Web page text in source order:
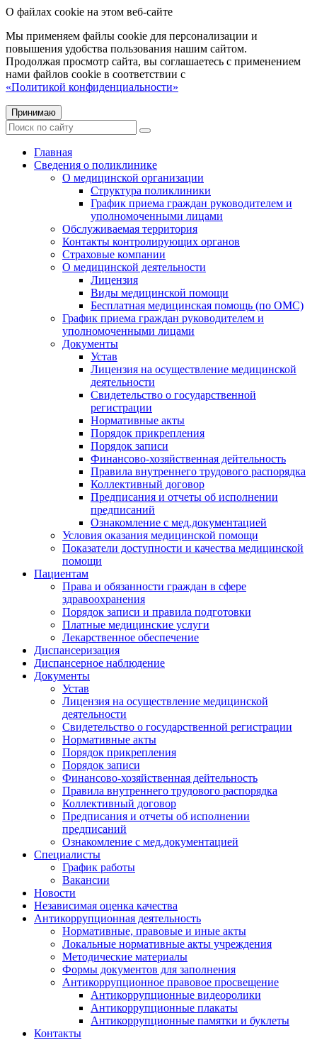
О файлах cookie на этом веб-сайте
Мы применяем файлы cookie для персонализации и
повышения удобства пользования нашим сайтом.
Продолжая просмотр сайта, вы соглашаетесь с применением
нами файлов cookie в соответствии с
«Политикой конфиденциальности»
Принимаю
Главная
Сведения о поликлинике
О медицинской организации
Структура поликлиники
График приема граждан руководителем и
уполномоченными лицами
Обслуживаемая территория
Контакты контролирующих органов
Страховые компании
О медицинской деятельности
Лицензия
Виды медицинской помощи
Бесплатная медицинская помощь (по ОМС)
График приема граждан руководителем и
уполномоченными лицами
Документы
Устав
Лицензия на осуществление медицинской
деятельности
Свидетельство о государственной
регистрации
Нормативные акты
Порядок прикрепления
Порядок записи
Финансово-хозяйственная дейтельность
Правила внутреннего трудового распорядка
Коллективный договор
Предписания и отчеты об исполнении
предписаний
Ознакомление с мед.документацией
Условия оказания медицинской помощи
Показатели доступности и качества медицинской
помощи
Пациентам
Права и обязанности граждан в сфере
здравоохранения
Порядок записи и правила подготовки
Платные медицинские услуги
Лекарственное обеспечение
Диспансеризация
Диспансерное наблюдение
Документы
Устав
Лицензия на осуществление медицинской
деятельности
Свидетельство о государственной регистрации
Нормативные акты
Порядок прикрепления
Порядок записи
Финансово-хозяйственная дейтельность
Правила внутреннего трудового распорядка
Коллективный договор
Предписания и отчеты об исполнении
предписаний
Ознакомление с мед.документацией
Специалисты
График работы
Вакансии
Новости
Независимая оценка качества
Антикоррупционная деятельность
Нормативные, правовые и иные акты
Локальные нормативные акты учреждения
Методические материалы
Формы документов для заполнения
Антикоррупционное правовое просвещение
Антикоррупционные видеоролики
Антикоррупционные плакаты
Антикоррупционные памятки и буклеты
Контакты